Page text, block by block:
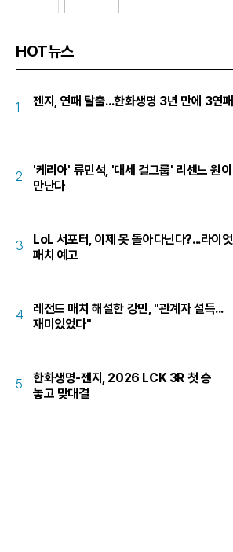
HOT뉴스
1 젠지, 연패 탈출...한화생명 3년 만에 3연패
2
'케리아' 류민석, '대세 걸그룹' 리센느 원이
만난다
3
LoL 서포터, 이제 못 돌아다닌다?...라이엇
패치 예고
4
레전드 매치 해설한 강민, "관계자 설득...
재미있었다"
5
한화생명-젠지, 2026 LCK 3R 첫 승
놓고 맞대결